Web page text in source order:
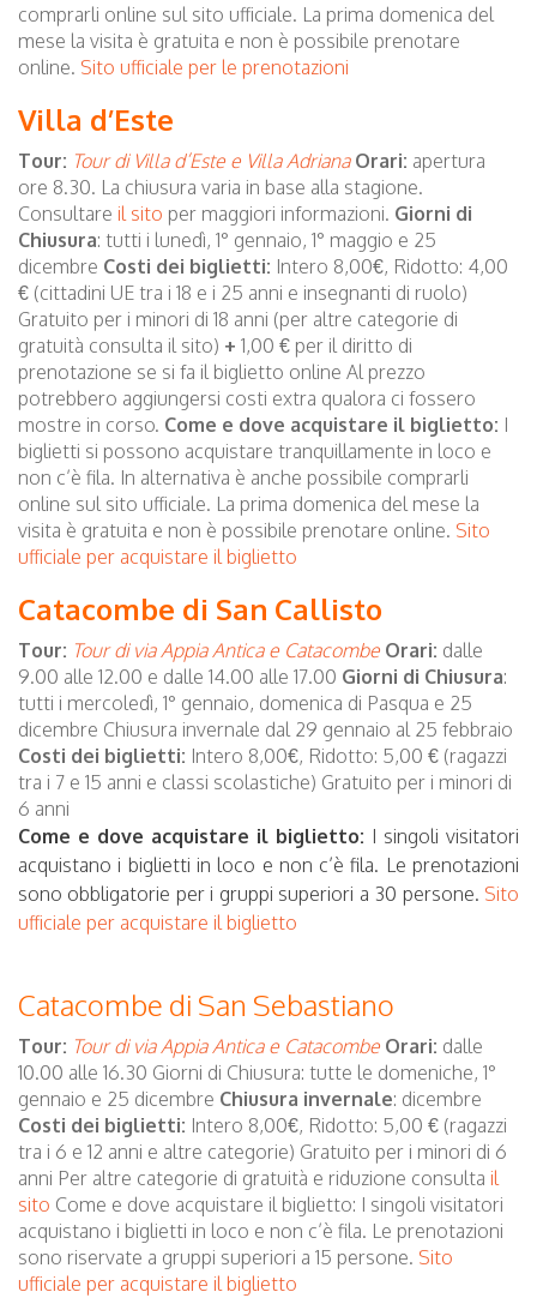
comprarli online sul sito ufficiale. La prima domenica del
mese la visita è gratuita e non è possibile prenotare
online. Sito ufficiale per le prenotazioni
Villa d’Este
Tour: Tour di Villa d’Este e Villa Adriana Orari: apertura
ore 8.30. La chiusura varia in base alla stagione.
Consultare il sito per maggiori informazioni. Giorni di
Chiusura: tutti i lunedì, 1° gennaio, 1° maggio e 25
dicembre Costi dei biglietti: Intero 8,00€, Ridotto: 4,00
€ (cittadini UE tra i 18 e i 25 anni e insegnanti di ruolo)
Gratuito per i minori di 18 anni (per altre categorie di
gratuità consulta il sito) + 1,00 € per il diritto di
prenotazione se si fa il biglietto online Al prezzo
potrebbero aggiungersi costi extra qualora ci fossero
mostre in corso. Come e dove acquistare il biglietto: I
biglietti si possono acquistare tranquillamente in loco e
non c’è fila. In alternativa è anche possibile comprarli
online sul sito ufficiale. La prima domenica del mese la
visita è gratuita e non è possibile prenotare online. Sito
ufficiale per acquistare il biglietto
Catacombe di San Callisto
Tour: Tour di via Appia Antica e Catacombe Orari: dalle
9.00 alle 12.00 e dalle 14.00 alle 17.00 Giorni di Chiusura:
tutti i mercoledì, 1° gennaio, domenica di Pasqua e 25
dicembre Chiusura invernale dal 29 gennaio al 25 febbraio
Costi dei biglietti: Intero 8,00€, Ridotto: 5,00 € (ragazzi
tra i 7 e 15 anni e classi scolastiche) Gratuito per i minori di
6 anni
Come e dove acquistare il biglietto: I singoli visitatori
acquistano i biglietti in loco e non c’è fila. Le prenotazioni
sono obbligatorie per i gruppi superiori a 30 persone. Sito
ufficiale per acquistare il biglietto
Catacombe di San Sebastiano
Tour: Tour di via Appia Antica e Catacombe Orari: dalle
10.00 alle 16.30 Giorni di Chiusura: tutte le domeniche, 1°
gennaio e 25 dicembre Chiusura invernale: dicembre
Costi dei biglietti: Intero 8,00€, Ridotto: 5,00 € (ragazzi
tra i 6 e 12 anni e altre categorie) Gratuito per i minori di 6
anni Per altre categorie di gratuità e riduzione consulta il
sito Come e dove acquistare il biglietto: I singoli visitatori
acquistano i biglietti in loco e non c’è fila. Le prenotazioni
sono riservate a gruppi superiori a 15 persone. Sito
ufficiale per acquistare il biglietto